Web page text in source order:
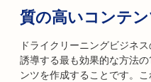
質の高いコンテ
ドライクリーニングビジネ
誘導する最も効果的な方法
ンツを作成することです。